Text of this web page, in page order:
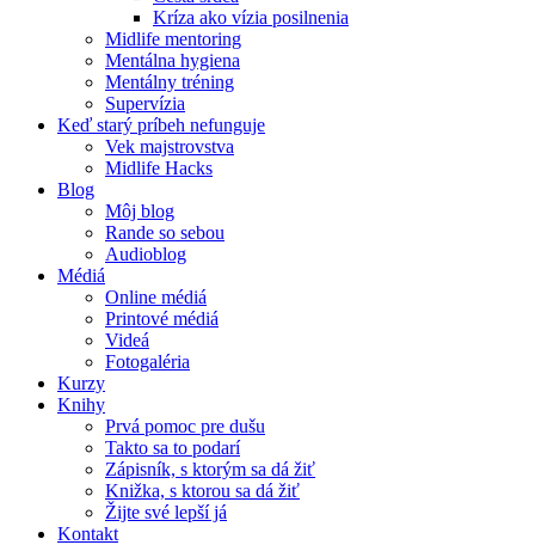
Kríza ako vízia posilnenia
Midlife mentoring
Mentálna hygiena
Mentálny tréning
Supervízia
Keď starý príbeh nefunguje
Vek majstrovstva
Midlife Hacks
Blog
Môj blog
Rande so sebou
Audioblog
Médiá
Online médiá
Printové médiá
Videá
Fotogaléria
Kurzy
Knihy
Prvá pomoc pre dušu
Takto sa to podarí
Zápisník, s ktorým sa dá žiť
Knižka, s ktorou sa dá žiť
Žijte své lepší já
Kontakt